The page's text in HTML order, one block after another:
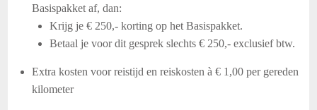
Basispakket af, dan:
Krijg je € 250,- korting op het Basispakket.
Betaal je voor dit gesprek slechts € 250,- exclusief btw.
Extra kosten voor reistijd en reiskosten à € 1,00 per gereden
kilometer